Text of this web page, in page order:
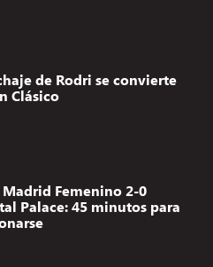
de Rodri se convierte
Clásico
Madrid Femenino 2-0
Palace: 45 minutos para